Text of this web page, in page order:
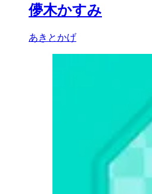
儚木かすみ
あきとかげ